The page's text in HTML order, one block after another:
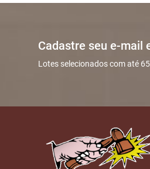
Cadastre seu e-mail
Lotes selecionados com até